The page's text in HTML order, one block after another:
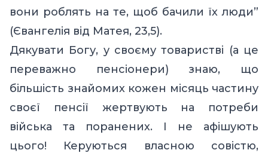
вони роблять на те, щоб бачили їх люди”
(Євангелія від Матея, 23,5).
Дякувати Богу, у своєму товаристві (а це
переважно пенсіонери) знаю, що
більшість знайомих кожен місяць частину
своєї пенсії жертвують на потреби
війська та поранених. І не афішують
цього! Керуються власною совістю,